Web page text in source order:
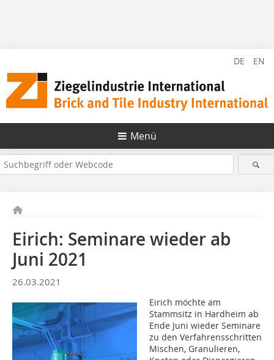
DE EN
Menü
Eirich: Seminare wieder ab
Juni 2021
26.03.2021
Eirich möchte am
Stammsitz in Hardheim ab
Ende Juni wieder Seminare
zu den Verfahrensschritten
Mischen, Granulieren,